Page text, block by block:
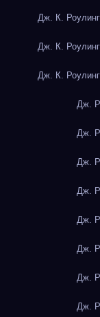
Дж. К.
Дж. К.
Дж. К.
Дж.
Дж.
Дж.
Дж.
Дж.
Дж.
Дж.
Дж.